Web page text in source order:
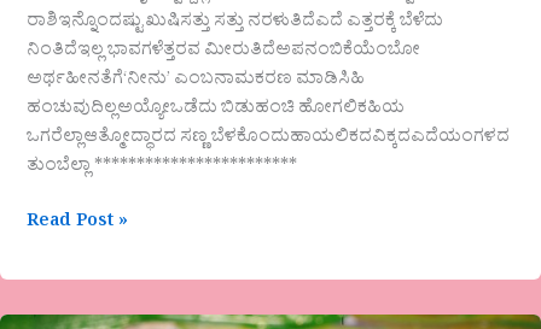
ರಾಶಿಇನ್ನೊಂದಷ್ಟು ಖುಷಿಸತ್ತು ಸತ್ತು ನರಳುತಿದೆಎದೆ ಎತ್ತರಕ್ಕೆ ಬೆಳೆದು
ನಿಂತಿದೆಇಲ್ಲ ಭಾವಗಳೆತ್ತರವ ಮೀರುತಿದೆಅಪನಂಬಿಕೆಯೆಂಬೋ
ಅರ್ಥಹೀನತೆಗೆ‘ನೀನು’ ಎಂಬನಾಮಕರಣ ಮಾಡಿಸಿಹಿ
ಹಂಚುವುದಿಲ್ಲಅಯ್ಯೋಒಡೆದು ಬಿಡುಹಂಚಿ ಹೋಗಲಿಕಹಿಯ
ಒಗರೆಲ್ಲಾಆತ್ಮೋದ್ಧಾರದ ಸಣ್ಣ ಬೆಳಕೊಂದುಹಾಯಲಿಕದವಿಕ್ಕದಎದೆಯಂಗಳದ
ತುಂಬೆಲ್ಲಾ ************************
Read Post »